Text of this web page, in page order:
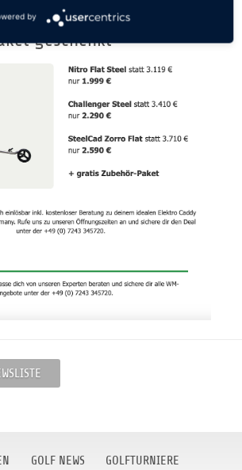
und erhalte ein
geschenkt
GOLF NEWS GOLFTURNIERE
by